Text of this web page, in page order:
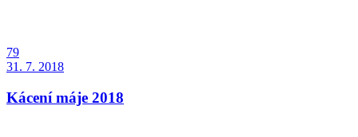
79
31. 7. 2018
Kácení máje 2018